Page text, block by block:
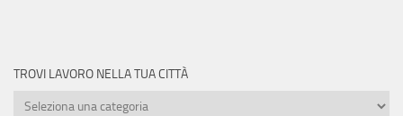
TROVI LAVORO NELLA TUA CITTÀ
Trovi